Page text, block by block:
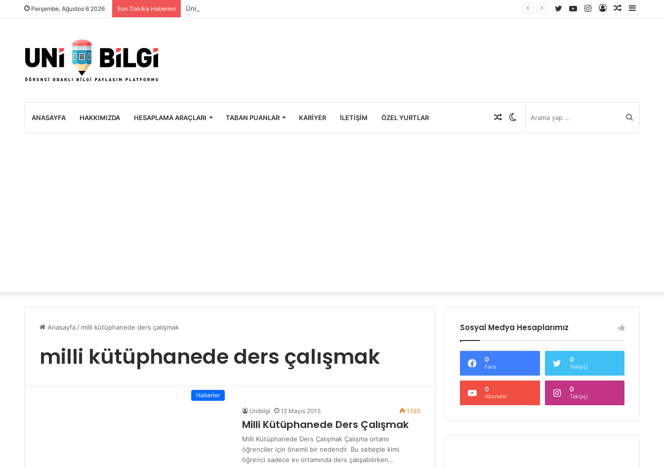
Perşembe, Ağustos 6 2026 Son Dakika Haberleri Üniversite Öğrencileri İçin Ekonomik Tatil Rehberi
Rastgele
Kayıt
Instagram
YouTube
Twitter
ANASAYFA HAKKIMIZDA HESAPLAMA ARAÇLARI TABAN PUANLAR KARIYER İLETIŞIM ÖZEL YURTLAR Rastgele
Anasayfa / milli kütüphanede ders çalışmak
milli kütüphanede ders çalışmak
Haberler
Unibilgi 12 Mayıs 2015 1.193
Milli Kütüphanede Ders Çalışmak
Milli Kütüphanede Ders Çalışmak Çalışma ortamı
öğrenciler için önemli bir nedendir. Bu sebeple kimi
öğrenci sadece ev ortamında ders çalışabilirken…
Sosyal Medya Hesaplarımız
0
Fans
0
Takipçi
0
Aboneler
0
Takipçi